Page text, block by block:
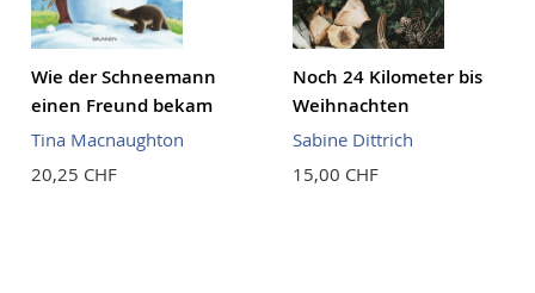
Wie der Schneemann
einen Freund bekam
Tina Macnaughton
20,25 CHF
Noch 24 Kilometer bis
Weihnachten
Sabine Dittrich
15,00 CHF